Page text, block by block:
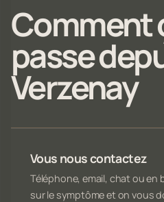
Comment
passe
Verzenay
Vous nous contactez
Téléphone, email, chat ou en
sur le symptôme et on vous